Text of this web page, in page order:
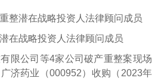
整潜在战略投资人法律顾问成员
在战略投资人法律顾问成员
限公司等4家公司破产重整案现场
济药业（000952）收购（2023年